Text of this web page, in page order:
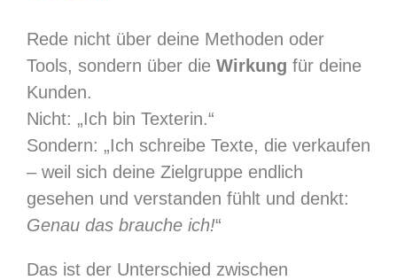
Rede nicht über deine Methoden oder
Tools, sondern über die Wirkung für deine
Kunden.
Nicht: „Ich bin Texterin.“
Sondern: „Ich schreibe Texte, die verkaufen
– weil sich deine Zielgruppe endlich
gesehen und verstanden fühlt und denkt:
Genau das brauche ich!“
Das ist der Unterschied zwischen